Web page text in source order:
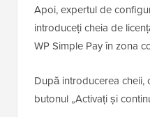
Apoi, expertul de
introduceți cheia de
WP Simple Pay în zona
După introducerea cheii,
butonul „Activați și